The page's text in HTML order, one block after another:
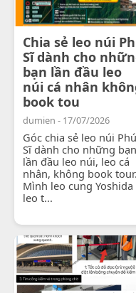
Chia sẻ leo núi
Sĩ dành cho
bạn lần đầu leo
núi cá nhân
book tou
dumien - 17/07/2026
Góc chia sẻ leo núi Phú
Sĩ dành cho những bạn
lần đầu leo núi, leo cá
nhân, không book tour.
Mình leo cung Yoshida
leo t...